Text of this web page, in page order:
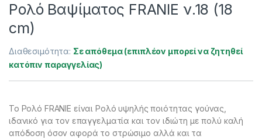
Ρολό Βαψίματος FRANIE ν.18 (18
cm)
Διαθεσιμότητα: Σε απόθεμα (επιπλέον μπορεί να ζητηθεί
κατόπιν παραγγελίας)
Το Ρολό FRANIE είναι Ρολό υψηλής ποιότητας γούνας,
ιδανικό για τον επαγγελματία και τον ιδιώτη με πολύ καλή
απόδοση όσον αφορά το στρώσιμο αλλά και τα